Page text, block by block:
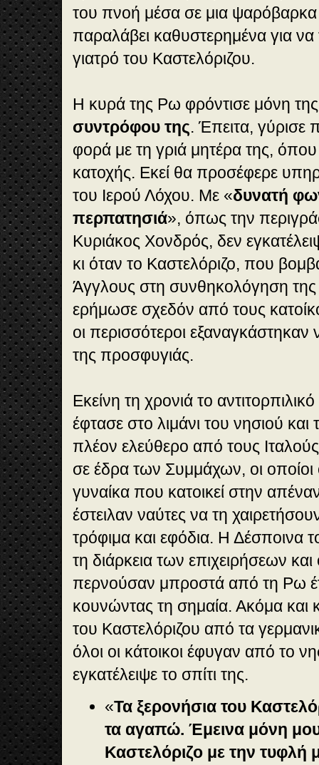
του πνοή μέσα σε μια ψαρόβαρκα
παραλάβει καθυστερημένα για να
γιατρό του Καστελόριζου.
Η κυρά της Ρω φρόντισε μόνη
συντρόφου της. Έπειτα, γύρισε
φορά με τη γριά μητέρα της,
κατοχής. Εκεί θα προσέφερε
του Ιερού Λόχου. Με «δυνατή
περπατησιά», όπως την
Κυριάκος Χονδρός, δεν
κι όταν το Καστελόριζο, που
Άγγλους στη συνθηκολόγηση της
ερήμωσε σχεδόν από τους
οι περισσότεροι
της προσφυγιάς.
Εκείνη τη χρονιά το
έφτασε στο λιμάνι του νησιού και
πλέον ελεύθερο από τους
σε έδρα των Συμμάχων, οι οποίοι
γυναίκα που κατοικεί στην
έστειλαν ναύτες να τη
τρόφιμα και εφόδια. Η Δέσποινα
τη διάρκεια των επιχειρήσεων
περνούσαν μπροστά από τη Ρω
κουνώντας τη σημαία. Ακόμα και
του Καστελόριζου από τα
όλοι οι κάτοικοι έφυγαν από το
εγκατέλειψε το σπίτι της.
«Τα ξερονήσια του
τα αγαπώ. Έμεινα μόνη
Καστελόριζο με την τυφλή